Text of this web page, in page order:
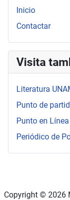
Inicio
Contactar
Visita
Literatura
Punto de
Punto en Línea
Periódico de
Copyright © 2026